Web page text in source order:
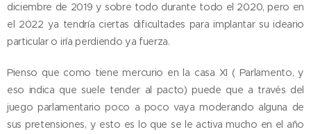
diciembre de 2019 y sobre todo durante todo el 2020, pero en
el 2022 ya tendría ciertas dificultades para implantar su ideario
particular o iría perdiendo ya fuerza.
Pienso que como tiene mercurio en la casa XI ( Parlamento, y
eso indica que suele tender al pacto) puede que a través del
juego parlamentario poco a poco vaya moderando alguna de
sus pretensiones, y esto es lo que se le activa mucho en el año